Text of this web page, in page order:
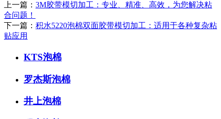
上一篇： 3M胶带模切加工：专业、精准、高效，为您解决粘
合问题！
下一篇： 积水5220泡棉双面胶带模切加工：适用于各种复杂粘
贴应用
KTS泡棉
罗杰斯泡棉
井上泡棉